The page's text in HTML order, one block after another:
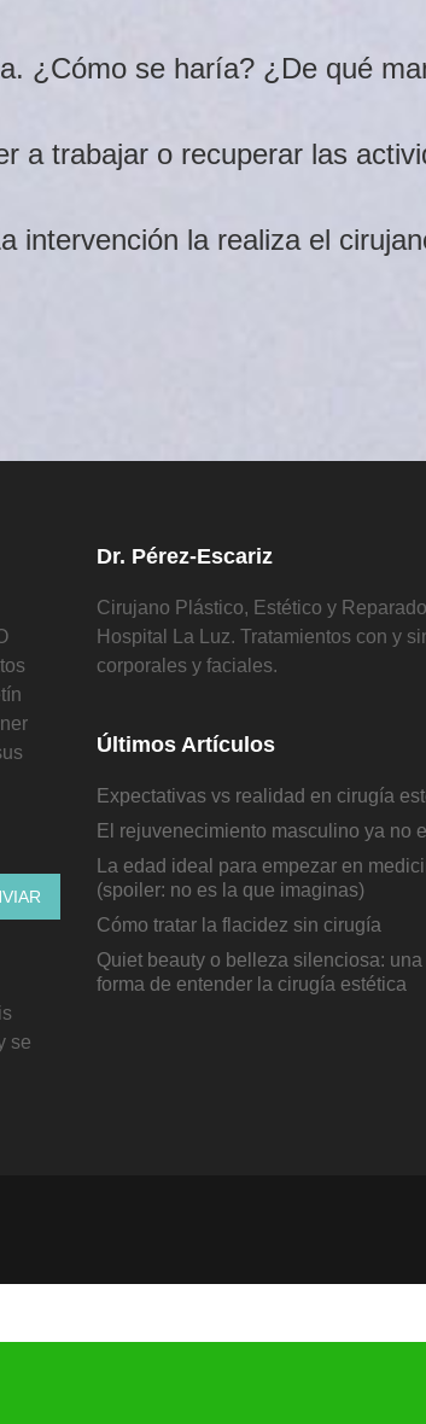
¿Cómo se haría? ¿De qué
a trabajar o recuperar las
intervención la realiza el
se
Dr. Pérez-Escariz
Cirujano Plástico, Estético y
Hospital La Luz. Tratamientos con y
corporales y faciales.
Últimos Artículos
Expectativas vs realidad en cirugía
El rejuvenecimiento masculino ya no
La edad ideal para empezar en
(spoiler: no es la que imaginas)
Cómo tratar la flacidez sin cirugía
Quiet beauty o belleza silenciosa: una
forma de entender la cirugía estética